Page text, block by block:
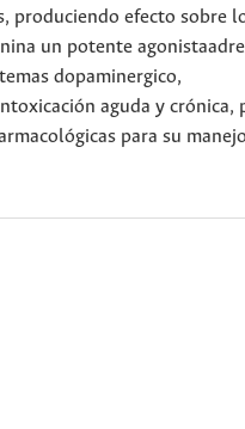
produciendo efecto sobre
un potente
dopaminergico,
aguda y crónica,
para su